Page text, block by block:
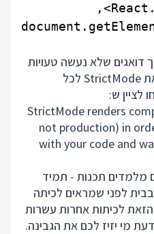
דואגים שלא נעשה טעויות
שהם הוסיפו כברירת מחדל את StrictMode לכל
לציין ש:
StrictMode renders
not production) in
with your code and
מלמדים תכנות - תמיד
לפני שמראים לכיתה
לכיתות אחרות עשרות
מי יזיז לכם את הגבינה.